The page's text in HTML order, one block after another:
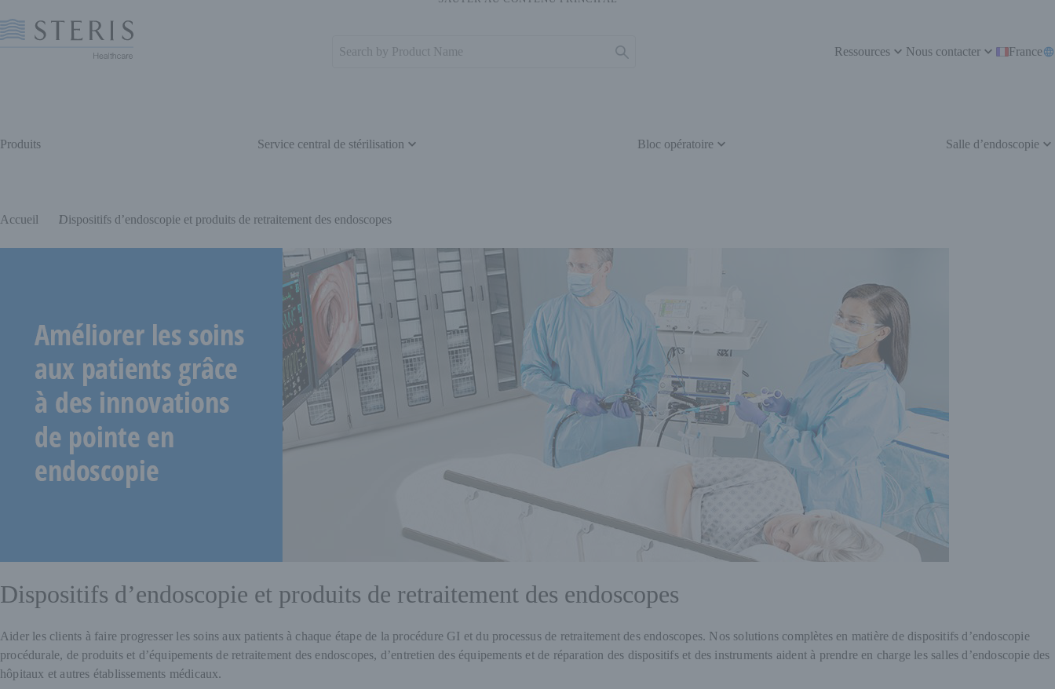
Ressources Nous contacter France
Produits Service central de stérilisation Bloc opératoire Salle d’endoscopie
Accueil
Dispositifs d’endoscopie et produits de retraitement des endoscopes
Dispositifs d’endoscopie et produits de retraitement des endoscopes
Aider les clients à faire progresser les soins aux patients à chaque étape de la procédure GI et du processus de retraitement des endoscopes. Nos solutions complètes en matière de dispositifs d’endoscopie
procédurale, de produits et d’équipements de retraitement des endoscopes, d’entretien des équipements et de réparation des dispositifs et des instruments aident à prendre en charge les salles d’endoscopie des
hôpitaux et autres établissements médicaux.